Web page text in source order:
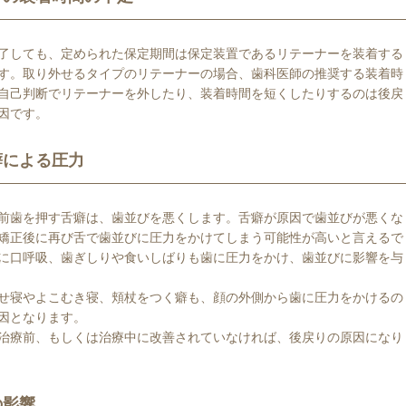
しても、定められた保定期間は保定装置であるリテーナーを装着する
。取り外せるタイプのリテーナーの場合、歯科医師の推奨する装着時
己判断でリテーナーを外したり、装着時間を短くしたりするのは後戻
です。
よる圧力
歯を押す舌癖は、歯並びを悪くします。舌癖が原因で歯並びが悪くな
正後に再び舌で歯並びに圧力をかけてしまう可能性が高いと言えるで
口呼吸、歯ぎしりや食いしばりも歯に圧力をかけ、歯並びに影響を与
寝やよこむき寝、頬杖をつく癖も、顔の外側から歯に圧力をかけるの
となります。
療前、もしくは治療中に改善されていなければ、後戻りの原因になり